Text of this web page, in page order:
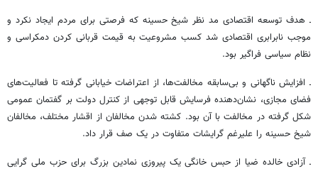
ـ هدف توسعه اقتصادی مد نظر شیخ حسینه که فرصتی برای مردم ایجاد نکرد و
موجب نابرابری اقتصادی شد کسب مشروعیت به قیمت قربانی کردن دمکراسی و
نظام سیاسی فراگیر بود.
ـ افزایش ناگهانی و بی‌سابقه مخالفت‌ها، از اعتراضات خیابانی گرفته تا فعالیت‌های
فضای مجازی، نشان‌دهنده فرسایش قابل توجهی از کنترل دولت بر گفتمان عمومی
شکل گرفته در مخالفت با آن بود. کشته شدن مخالفان از اقشار مختلف، مخالفان
شیخ حسینه را علیرغم گرایشات متفاوت در یک صف قرار داد.
ـ آزادی خالده ضیا از حبس خانگی یک پیروزی نمادین بزرگ برای حزب ملی گرایی